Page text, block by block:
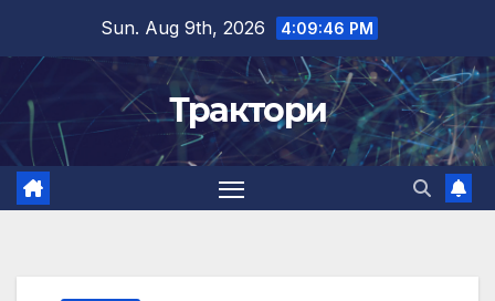
content
Sun. Aug 9th, 2026 4:09:47 PM
Трактори